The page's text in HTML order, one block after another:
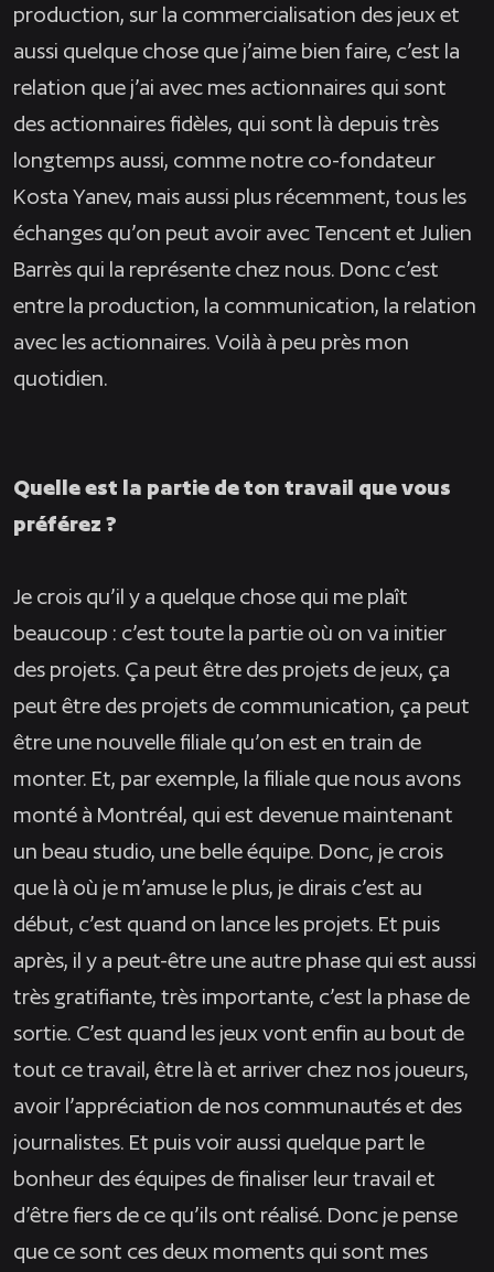
production, sur la commercialisation des jeux et
aussi quelque chose que j’aime bien faire, c’est la
relation que j’ai avec mes actionnaires qui sont
des actionnaires fidèles, qui sont là depuis très
longtemps aussi, comme notre co-fondateur
Kosta Yanev, mais aussi plus récemment, tous les
échanges qu’on peut avoir avec Tencent et Julien
Barrès qui la représente chez nous. Donc c’est
entre la production, la communication, la relation
avec les actionnaires. Voilà à peu près mon
quotidien.
Quelle est la partie de ton travail que vous
préférez ?
Je crois qu’il y a quelque chose qui me plaît
beaucoup : c’est toute la partie où on va initier
des projets. Ça peut être des projets de jeux, ça
peut être des projets de communication, ça peut
être une nouvelle filiale qu’on est en train de
monter. Et, par exemple, la filiale que nous avons
monté à Montréal, qui est devenue maintenant
un beau studio, une belle équipe. Donc, je crois
que là où je m’amuse le plus, je dirais c’est au
début, c’est quand on lance les projets. Et puis
après, il y a peut-être une autre phase qui est aussi
très gratifiante, très importante, c’est la phase de
sortie. C’est quand les jeux vont enfin au bout de
tout ce travail, être là et arriver chez nos joueurs,
avoir l’appréciation de nos communautés et des
journalistes. Et puis voir aussi quelque part le
bonheur des équipes de finaliser leur travail et
d’être fiers de ce qu’ils ont réalisé. Donc je pense
que ce sont ces deux moments qui sont mes